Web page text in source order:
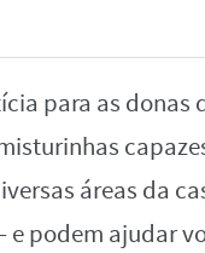
para as donas
áreas da
e podem ajudar